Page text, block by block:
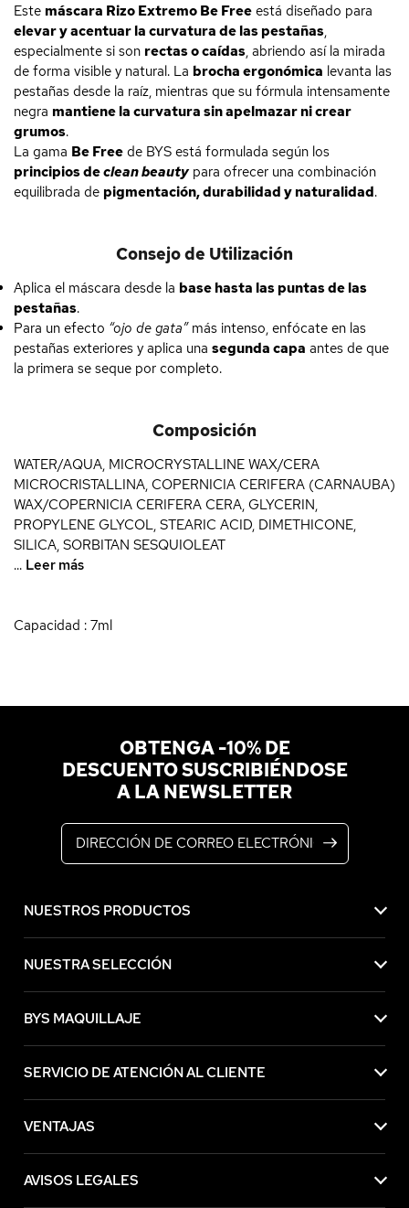
Este máscara Rizo Extremo Be Free está diseñado para
elevar y acentuar la curvatura de las pestañas,
especialmente si son rectas o caídas, abriendo así la mirada
de forma visible y natural. La brocha ergonómica levanta las
pestañas desde la raíz, mientras que su fórmula intensamente
negra mantiene la curvatura sin apelmazar ni crear
grumos.
La gama Be Free de BYS está formulada según los
principios declean beautypara ofrecer una combinación
equilibrada de pigmentación, durabilidad y naturalidad.
Consejo de Utilización
Aplica el máscara desde la base hasta las puntas de las
pestañas.
Para un efecto “ojo de gata”más intenso, enfócate en las
pestañas exteriores y aplica una segunda capa antes de que
la primera se seque por completo.
Composición
WATER/AQUA, MICROCRYSTALLINE WAX/CERA
MICROCRISTALLINA, COPERNICIA CERIFERA (CARNAUBA)
WAX/COPERNICIA CERIFERA CERA, GLYCERIN,
PROPYLENE GLYCOL, STEARIC ACID, DIMETHICONE,
SILICA, SORBITAN SESQUIOLEAT
... Leer más
Capacidad : 7ml
OBTENGA -10% DE
DESCUENTO SUSCRIBIÉNDOSE
A LA NEWSLETTER
NUESTROS PRODUCTOS
NUESTRA SELECCIÓN
BYS MAQUILLAJE
SERVICIO DE ATENCIÓN AL CLIENTE
VENTAJAS
AVISOS LEGALES